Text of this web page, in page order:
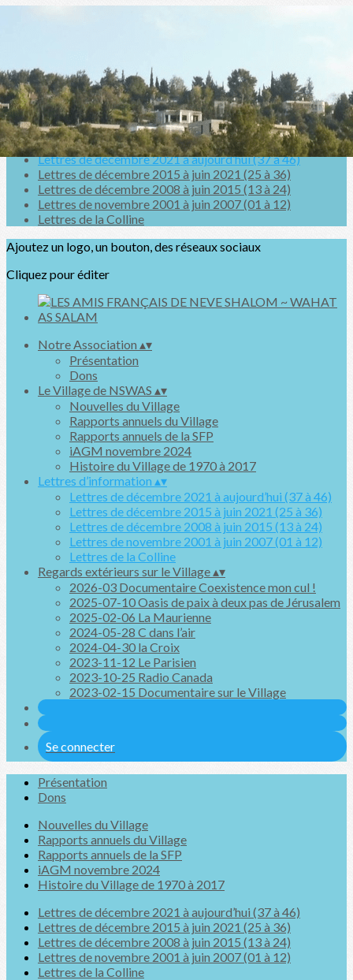
Menu
<
>
Lettres de décembre 2021 à aujourd’hui (37 à 46)
Lettres de décembre 2015 à juin 2021 (25 à 36)
Lettres de décembre 2008 à juin 2015 (13 à 24)
Lettres de novembre 2001 à juin 2007 (01 à 12)
Lettres de la Colline
Ajoutez un logo, un bouton, des réseaux sociaux
Cliquez pour éditer
Notre Association ▴▾
Présentation
Dons
Le Village de NSWAS ▴▾
Nouvelles du Village
Rapports annuels du Village
Rapports annuels de la SFP
iAGM novembre 2024
Histoire du Village de 1970 à 2017
Lettres d’information ▴▾
Lettres de décembre 2021 à aujourd’hui (37 à 46)
Lettres de décembre 2015 à juin 2021 (25 à 36)
Lettres de décembre 2008 à juin 2015 (13 à 24)
Lettres de novembre 2001 à juin 2007 (01 à 12)
Lettres de la Colline
Regards extérieurs sur le Village▴▾
2026-03 Documentaire Coexistence mon cul !
2025-07-10 Oasis de paix à deux pas de Jérusalem
2025-02-06 La Maurienne
2024-05-28 C dans l’air
2024-04-30 la Croix
2023-11-12 Le Parisien
2023-10-25 Radio Canada
2023-02-15 Documentaire sur le Village
Se connecter
Présentation
Dons
Nouvelles du Village
Rapports annuels du Village
Rapports annuels de la SFP
iAGM novembre 2024
Histoire du Village de 1970 à 2017
Lettres de décembre 2021 à aujourd’hui (37 à 46)
Lettres de décembre 2015 à juin 2021 (25 à 36)
Lettres de décembre 2008 à juin 2015 (13 à 24)
Lettres de novembre 2001 à juin 2007 (01 à 12)
Lettres de la Colline